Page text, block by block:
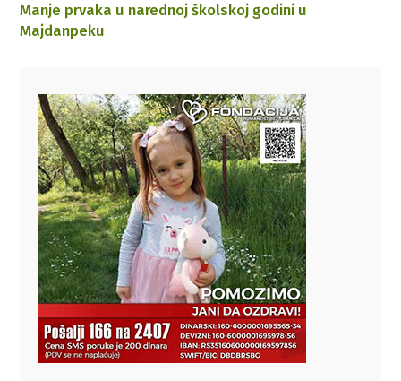
Manje prvaka u narednoj školskoj godini u
Majdanpeku